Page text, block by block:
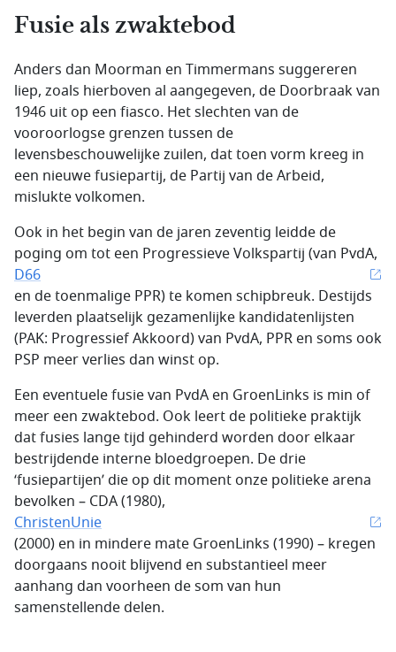
Fusie als zwaktebod
Anders dan Moorman en Timmermans suggereren
liep, zoals hierboven al aangegeven, de Doorbraak van
1946 uit op een fiasco. Het slechten van de
vooroorlogse grenzen tussen de
levensbeschouwelijke zuilen, dat toen vorm kreeg in
een nieuwe fusiepartij, de Partij van de Arbeid,
mislukte volkomen.
Ook in het begin van de jaren zeventig leidde de
poging om tot een Progressieve Volkspartij (van PvdA,
D66
en de toenmalige PPR) te komen schipbreuk. Destijds
leverden plaatselijk gezamenlijke kandidatenlijsten
(PAK: Progressief Akkoord) van PvdA, PPR en soms ook
PSP meer verlies dan winst op.
Een eventuele fusie van PvdA en GroenLinks is min of
meer een zwaktebod. Ook leert de politieke praktijk
dat fusies lange tijd gehinderd worden door elkaar
bestrijdende interne bloedgroepen. De drie
‘fusiepartijen’ die op dit moment onze politieke arena
bevolken – CDA (1980),
ChristenUnie
(2000) en in mindere mate GroenLinks (1990) – kregen
doorgaans nooit blijvend en substantieel meer
aanhang dan voorheen de som van hun
samenstellende delen.